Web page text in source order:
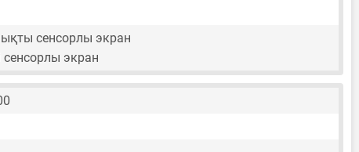
сенсорлы экран
сенсорлы экран